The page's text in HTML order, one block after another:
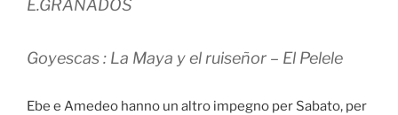
E.GRANADOS
Goyescas : La Maya y el ruiseñor – El Pelele
Ebe e Amedeo hanno un altro impegno per Sabato, per